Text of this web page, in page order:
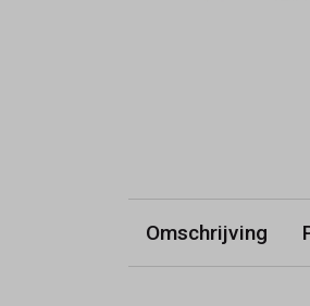
Omschrijving